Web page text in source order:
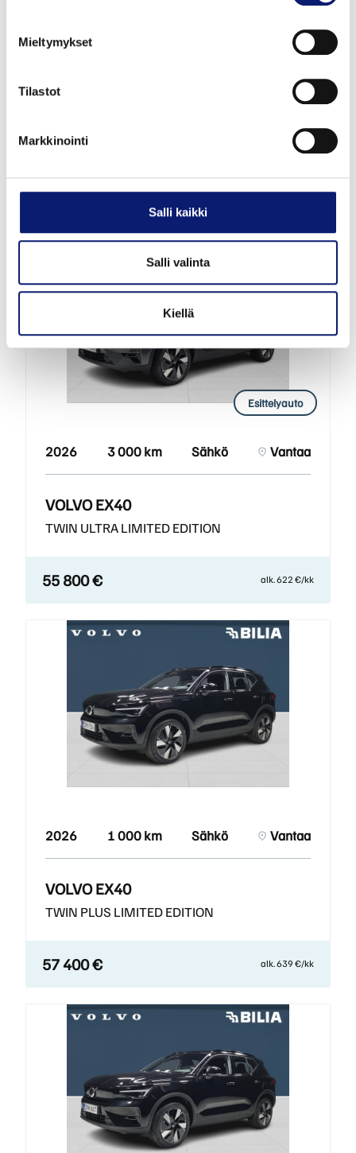
Mieltymykset
Tilastot
Markkinointi
Salli kaikki
Salli valinta
Kiellä
TWIN PLUS
53 800 € alk. 601 €/kk
Esittelyauto
2026 3 000 km Sähkö Vantaa
VOLVO EX40
TWIN ULTRA LIMITED EDITION
55 800 € alk. 622 €/kk
2026 1 000 km Sähkö Vantaa
VOLVO EX40
TWIN PLUS LIMITED EDITION
57 400 € alk. 639 €/kk